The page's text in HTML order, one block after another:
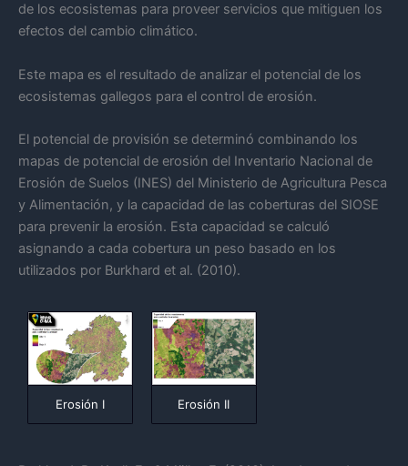
de los ecosistemas para proveer servicios que mitiguen los
efectos del cambio climático.
Este mapa es el resultado de analizar el potencial de los
ecosistemas gallegos para el control de erosión.
El potencial de provisión se determinó combinando los
mapas de potencial de erosión del Inventario Nacional de
Erosión de Suelos (INES) del Ministerio de Agricultura Pesca
y Alimentación, y la capacidad de las coberturas del SIOSE
para prevenir la erosión. Esta capacidad se calculó
asignando a cada cobertura un peso basado en los
utilizados por Burkhard et al. (2010).
Erosión I Erosión II